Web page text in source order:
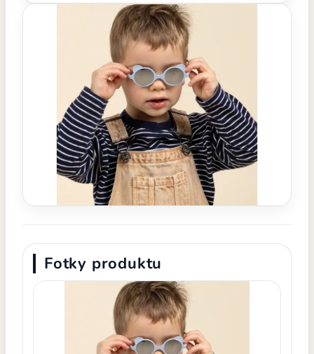
Fotky produktu